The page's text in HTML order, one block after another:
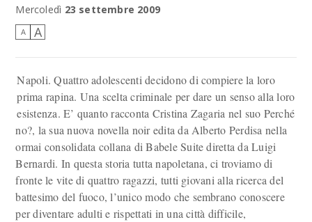
Mercoledì 23 settembre 2009
A A
Napoli. Quattro adolescenti decidono di compiere la loro
prima rapina. Una scelta criminale per dare un senso alla loro
esistenza. E’ quanto racconta Cristina Zagaria nel suo Perché
no?, la sua nuova novella noir edita da Alberto Perdisa nella
ormai consolidata collana di Babele Suite diretta da Luigi
Bernardi. In questa storia tutta napoletana, ci troviamo di
fronte le vite di quattro ragazzi, tutti giovani alla ricerca del
battesimo del fuoco, l’unico modo che sembrano conoscere
per diventare adulti e rispettati in una città difficile,